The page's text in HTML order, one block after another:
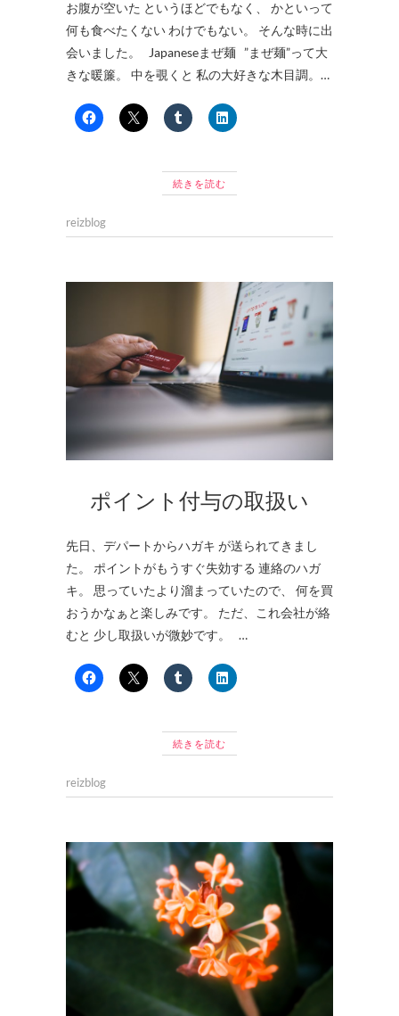
お腹が空いた というほどでもなく、 かといって
何も食べたくない わけでもない。 そんな時に出
会いました。 Japaneseまぜ麺 ”まぜ麺”って大
きな暖簾。 中を覗くと 私の大好きな木目調。…
続きを読む
reizblog
ポイント付与の取扱い
先日、デパートからハガキ が送られてきまし
た。 ポイントがもうすぐ失効する 連絡のハガ
キ。 思っていたより溜まっていたので、 何を買
おうかなぁと楽しみです。 ただ、これ会社が絡
むと 少し取扱いが微妙です。 …
続きを読む
reizblog